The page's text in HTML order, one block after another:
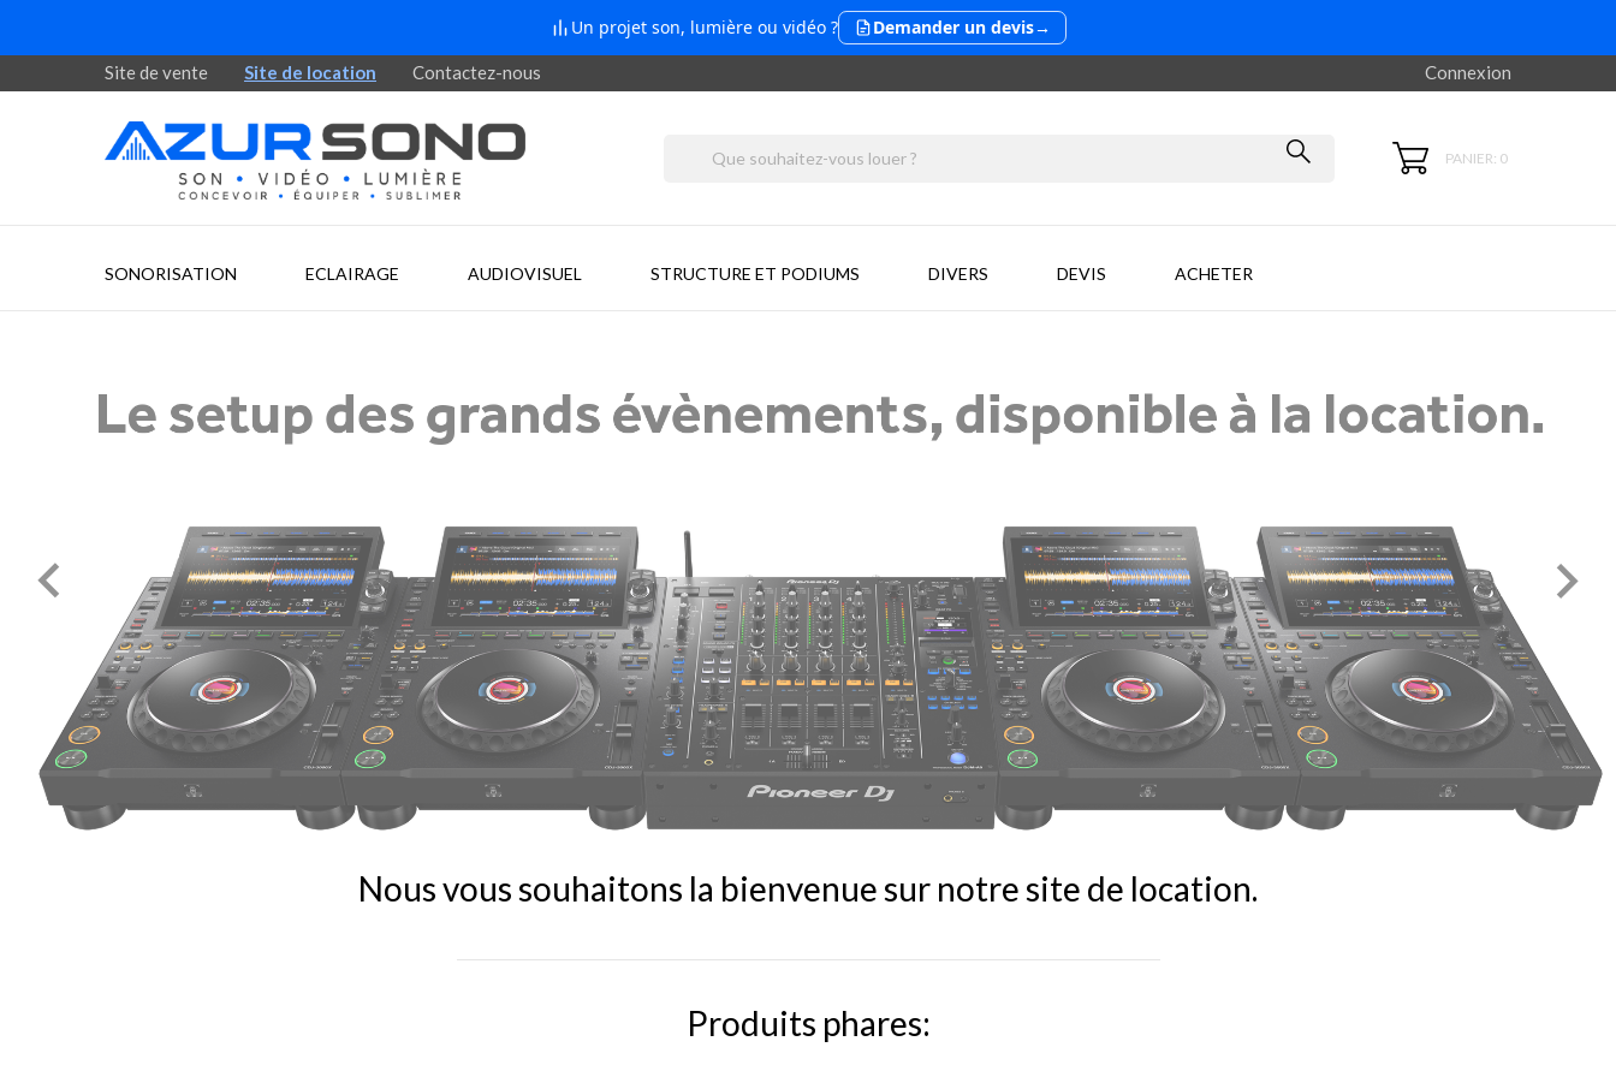
Un projet son, lumière ou vidéo ? Demander un devis→
Site de vente Site de location Contactez-nous Connexion
PANIER: 0
SONORISATION ECLAIRAGE AUDIOVISUEL STRUCTURE ET PODIUMS DIVERS DEVIS ACHETER
 
Nous vous souhaitons la bienvenue sur notre site de location.
Produits phares: